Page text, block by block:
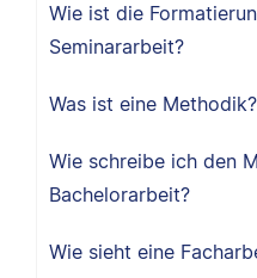
Wie ist die
Seminararbeit?
Was ist eine Methodik?
Wie schreibe ich den
Bachelorarbeit?
Wie sieht eine